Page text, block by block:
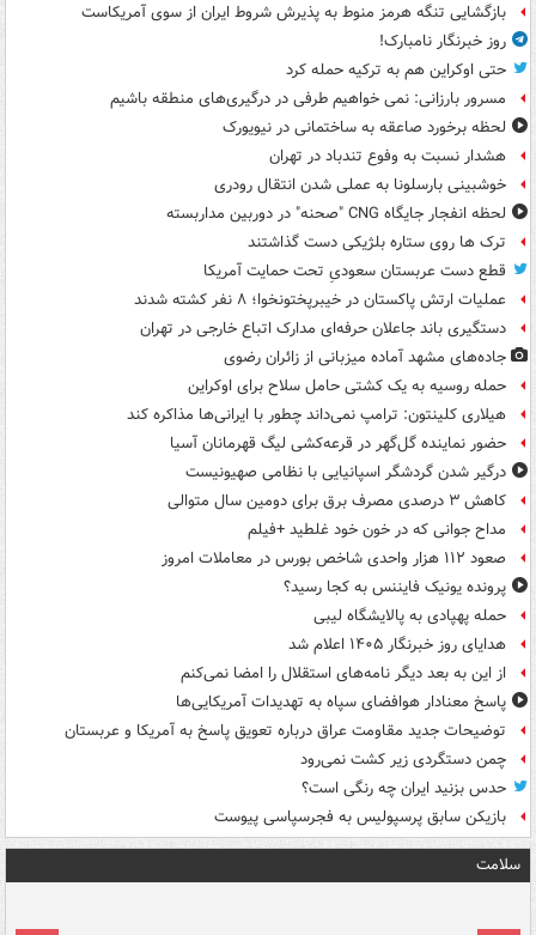
بازگشایی تنگه هرمز منوط به پذیرش شروط ایران از سوی آمریکاست
روز خبرنگار نامبارک!
حتی اوکراین هم به ترکیه حمله کرد
مسرور بارزانی: نمی خواهیم طرفی در درگیری‌های منطقه باشیم
لحظه برخورد صاعقه به ساختمانی در نیویورک
هشدار نسبت به وفوع تندباد در تهران
خوشبینی بارسلونا به عملی شدن انتقال رودری
لحظه انفجار جایگاه CNG "صحنه" در دوربین مداربسته
ترک ها روی ستاره بلژیکی دست گذاشتند
قطع دست عربستان سعودیِ تحت حمایت آمریکا
عملیات ارتش پاکستان در خیبرپختونخوا؛ ۸ نفر کشته شدند
دستگیری باند جاعلان حرفه‌ای مدارک اتباع خارجی در تهران
جاده‌های مشهد آماده میزبانی از زائران رضوی
حمله روسیه به یک کشتی حامل سلاح برای اوکراین
هیلاری کلینتون: ترامپ نمی‌داند چطور با ایرانی‌ها مذاکره کند
حضور نماینده گل‌گهر در قرعه‌کشی لیگ قهرمانان آسیا
درگیر شدن گردشگر اسپانیایی با نظامی صهیونیست
کاهش ۳ درصدی مصرف برق برای دومین سال متوالی
مداح جوانی که در خون خود غلطید +فیلم
صعود ۱۱۲ هزار واحدی شاخص بورس در معاملات امروز
پرونده یونیک فایننس به کجا رسید؟
حمله پهپادی به پالایشگاه لیبی
هدایای روز خبرنگار ۱۴۰۵ اعلام شد
از این به بعد دیگر نامه‌های استقلال را امضا نمی‌کنم
پاسخ معنادار هوافضای سپاه به تهدیدات آمریکایی‌ها
توضیحات جدید مقاومت عراق درباره تعویق پاسخ به آمریکا و عربستان
چمن دستگردی زیر کشت نمی‌رود
حدس بزنید ایران چه رنگی است؟
بازیکن سابق پرسپولیس به فجرسپاسی پیوست
سلامت